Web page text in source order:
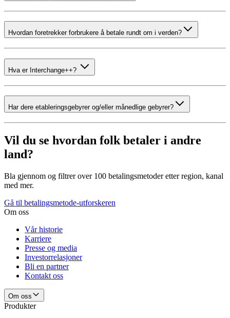
Hvordan foretrekker forbrukere å betale rundt om i verden?
Hva er Interchange++?
Har dere etableringsgebyrer og/eller månedlige gebyrer?
Vil du se hvordan folk betaler i andre
land?
Bla gjennom og filtrer over 100 betalingsmetoder etter region, kanal
med mer.
Gå til betalingsmetode-utforskeren
Om oss
Vår historie
Karriere
Presse og media
Investorrelasjoner
Bli en partner
Kontakt oss
Om oss
Produkter